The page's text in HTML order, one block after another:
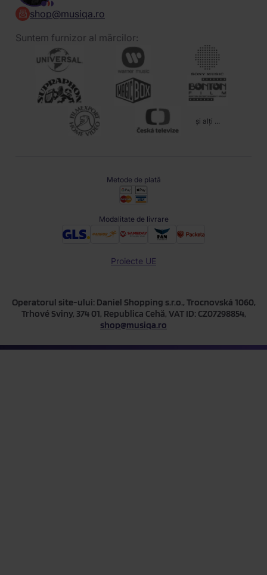
shop@musiqa.ro
Suntem furnizor al mărcilor:
și alți ...
Metode de plată
Modalitate de livrare
Proiecte UE
Operatorul site-ului: Daniel Shopping s.r.o., Trocnovská 1060,
Trhové Sviny, 374 01, Republica Cehă, VAT ID: CZ07298854,
shop@musiqa.ro